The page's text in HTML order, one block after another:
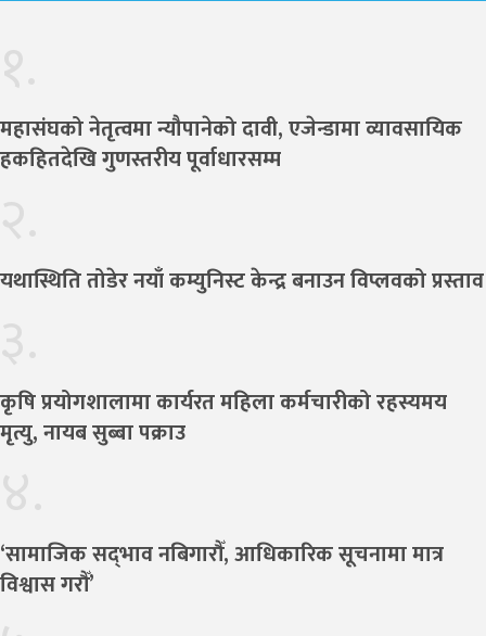
महासंघको नेतृत्वमा न्यौपानेको दावी, एजेन्डामा व्यावसायिक
हकहितदेखि गुणस्तरीय पूर्वाधारसम्म
यथास्थिति तोडेर नयाँ कम्युनिस्ट केन्द्र बनाउन विप्लवको प्रस्ताव
कृषि प्रयोगशालामा कार्यरत महिला कर्मचारीको रहस्यमय
मृत्यु, नायब सुब्बा पक्राउ
‘सामाजिक सद्‌भाव नबिगारौँ, आधिकारिक सूचनामा मात्र
विश्वास गरौँ’